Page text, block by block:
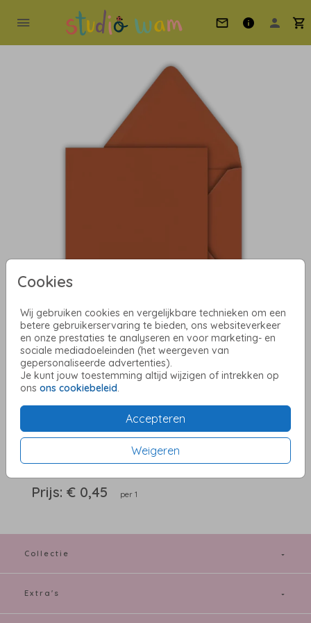
Cookies
Wij gebruiken cookies en vergelijkbare technieken om een
betere gebruikerservaring te bieden, ons websiteverkeer
en onze prestaties te analyseren en voor marketing- en
sociale mediadoeleinden (het weergeven van
gepersonaliseerde advertenties).
Je kunt jouw toestemming altijd wijzigen of intrekken op
ons ons cookiebeleid.
Accepteren
Weigeren
Roestbruin 16 X 16
Heb je vragen? Neem dan contact met ons op.
roestbruin 16 x 16
Prijs: € 0,45 per 1
Collectie
Extra's